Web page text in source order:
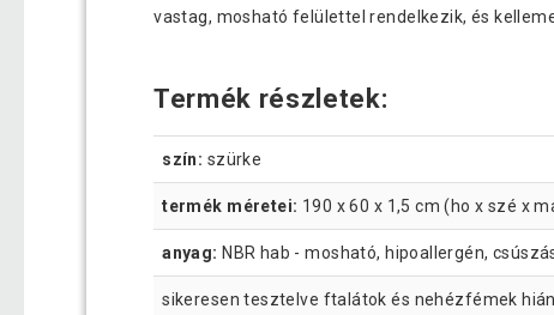
vastag, mosható felülettel rendelkezik, és
Termék részletek:
szín: szürke
termék méretei: 190 x 60 x 1,5 cm (ho x szé x
anyag: NBR hab - mosható, hipoallergén,
sikeresen tesztelve ftalátok és nehézfémek